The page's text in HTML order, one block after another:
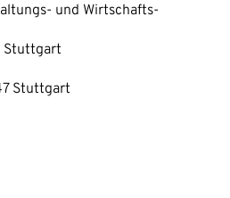
und Wirtschafts-
Stuttgart
Stuttgart